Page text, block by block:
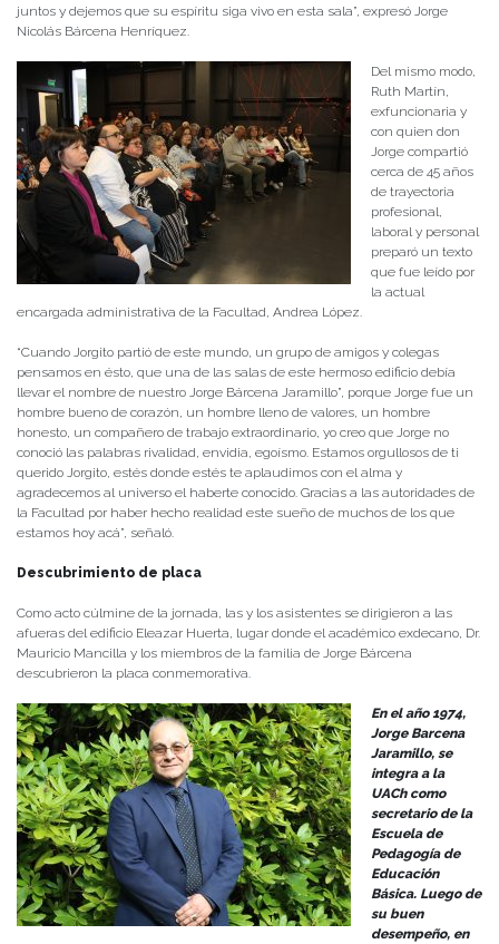
juntos y dejemos que su espíritu siga vivo en esta sala”, expresó Jorge
Nicolás Bárcena Henríquez.
Del mismo modo,
Ruth Martín,
exfuncionaria y
con quien don
Jorge compartió
cerca de 45 años
de trayectoria
profesional,
laboral y personal
preparó un texto
que fue leído por
la actual
encargada administrativa de la Facultad, Andrea López.
“Cuando Jorgito partió de este mundo, un grupo de amigos y colegas
pensamos en ésto, que una de las salas de este hermoso edificio debía
llevar el nombre de nuestro Jorge Bárcena Jaramillo”, porque Jorge fue un
hombre bueno de corazón, un hombre lleno de valores, un hombre
honesto, un compañero de trabajo extraordinario, yo creo que Jorge no
conoció las palabras rivalidad, envidia, egoísmo. Estamos orgullosos de ti
querido Jorgito, estés donde estés te aplaudimos con el alma y
agradecemos al universo el haberte conocido. Gracias a las autoridades de
la Facultad por haber hecho realidad este sueño de muchos de los que
estamos hoy acá”, señaló.
Descubrimiento de placa
Como acto cúlmine de la jornada, las y los asistentes se dirigieron a las
afueras del edificio Eleazar Huerta, lugar donde el académico exdecano, Dr.
Mauricio Mancilla y los miembros de la familia de Jorge Bárcena
descubrieron la placa conmemorativa.
En el año 1974,
Jorge Barcena
Jaramillo, se
integra a la
UACh como
secretario de la
Escuela de
Pedagogía de
Educación
Básica. Luego de
su buen
desempeño, en